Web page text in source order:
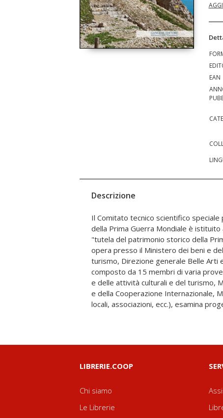
EAN
Descrizione
Il Comitato tecnico scientifico
della Prima Guerra Mondiale è
"tutela del patrimonio storico della
opera presso il Ministero dei beni e
turismo, Direzione generale Belle Arti
composto da 15 membri di varia
e delle attività culturali e del turismo,
e della Cooperazione Internazionale,
locali, associazioni, ecc.), esamina
valorizzazione del patrimonio storico
e definisce criteri e priorità per
Si preoccupa inoltre di promuovere
inventariazione, di studi e ricerche
Guerra Mondiale. Il volume illustra
istituzione (2001), con una
normativo che precedette
70 progetti finanziati dal 2001 ad
LIBRERIE.COOP
Chi siamo
Le Librerie